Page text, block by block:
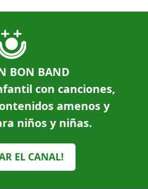
BON BAND
con canciones,
amenos y
niños y niñas.
EL CANAL!